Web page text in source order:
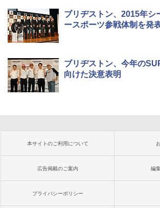
ブリヂストン、2015年シ
ースポーツ参戦体制を発
ブリヂストン、今年の
向けた決意表明
本サイトのご利用について
広告掲載のご案内 編
プライバシーポリシー